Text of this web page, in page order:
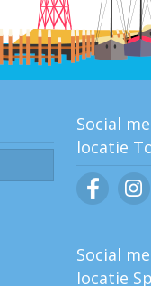
Social
locatie
Social
locatie